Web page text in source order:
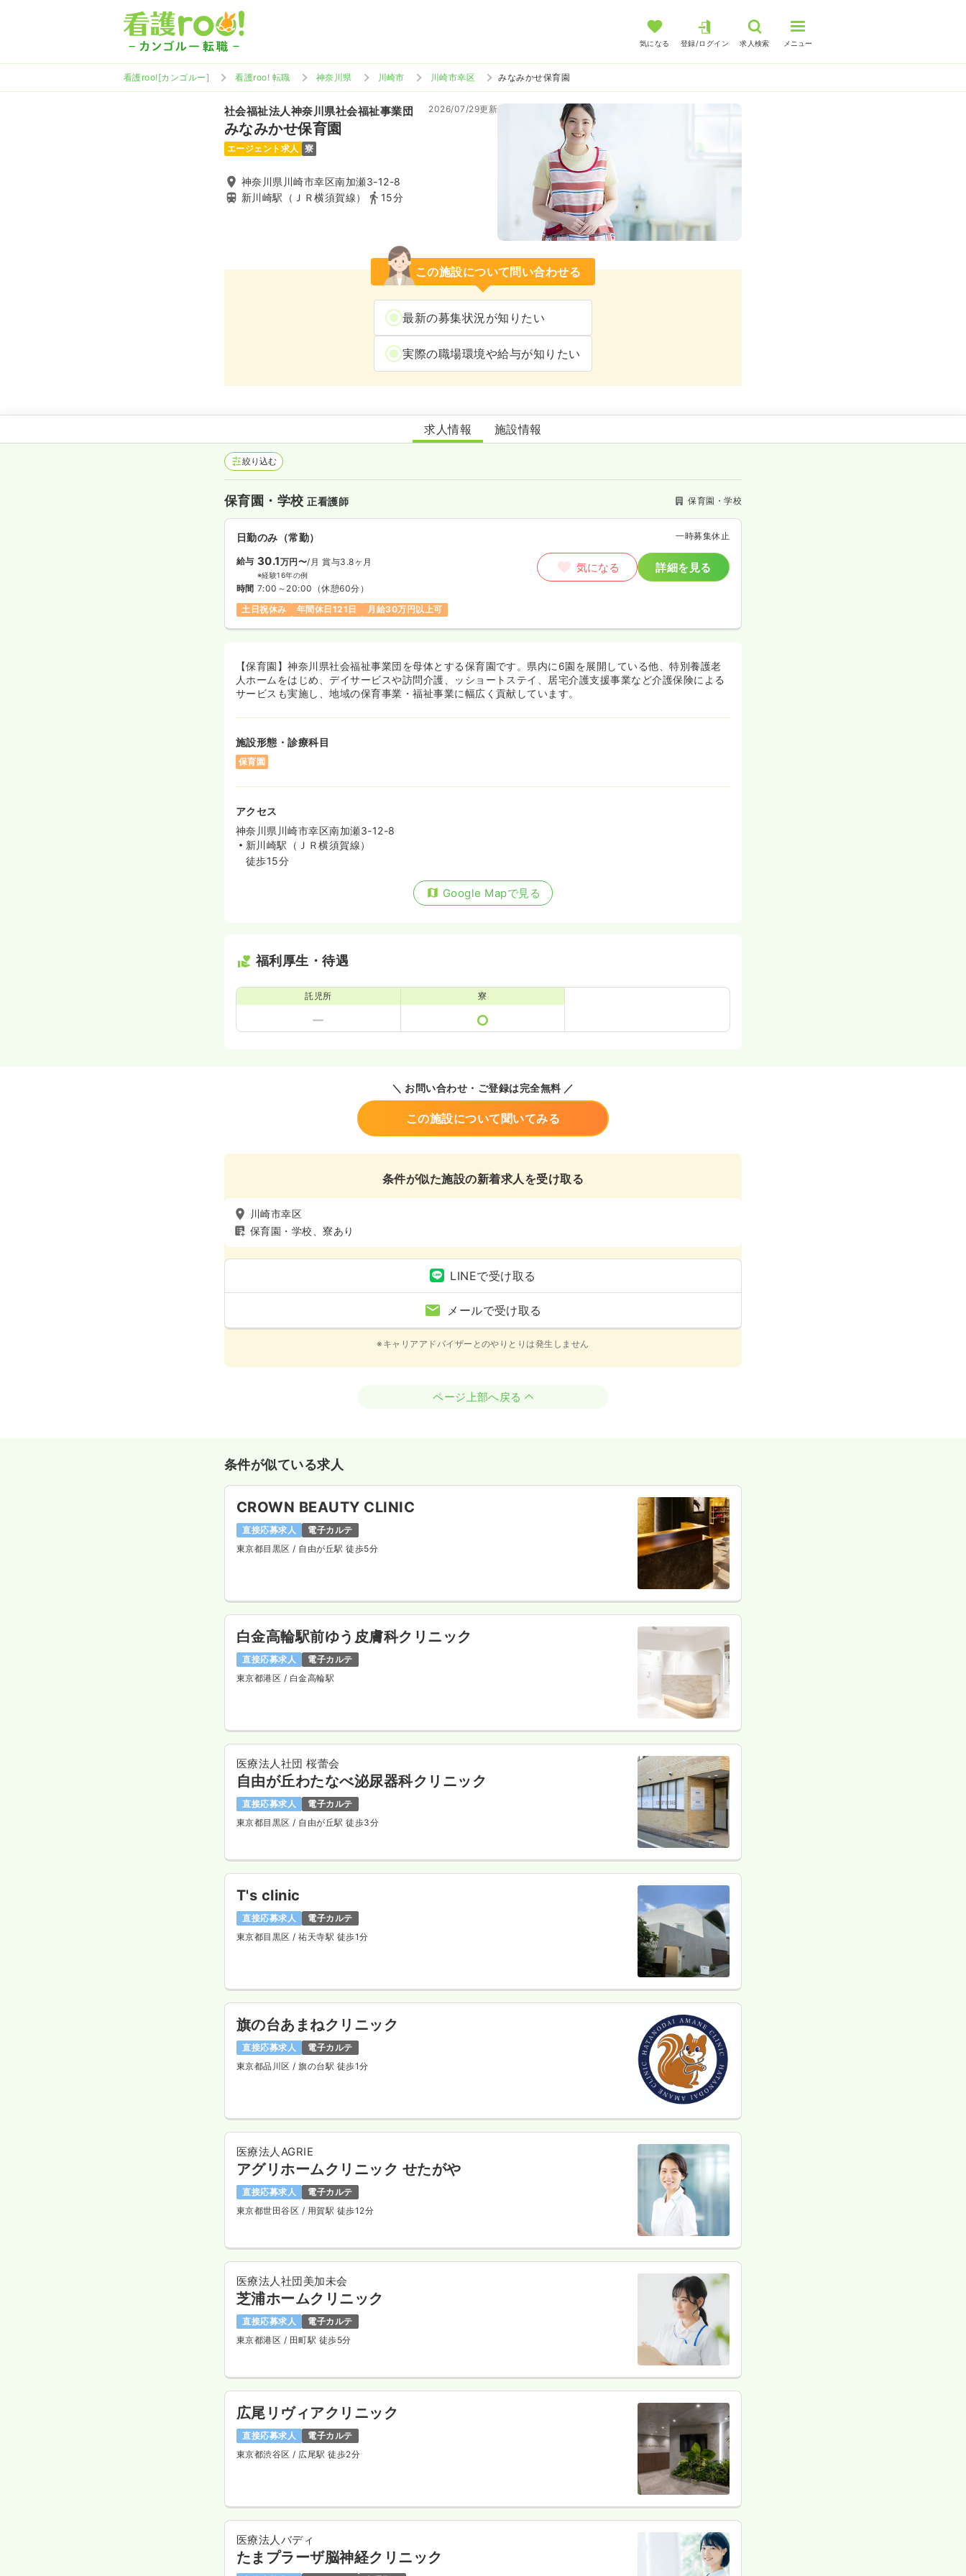
気になる 登録/ログイン 求人検索 メニュー
看護roo![カンゴルー] 看護roo! 転職 神奈川県 川崎市 川崎市幸区 みなみかせ保育園
社会福祉法人神奈川県社会福祉事業団
みなみかせ保育園
2026/07/29更新
エージェント求人 寮
神奈川県川崎市幸区南加瀬3-12-8
新川崎駅（ＪＲ横須賀線）
15分
この施設について問い合わせる
最新の募集状況が知りたい
実際の職場環境や給与が知りたい
みなみかせ保育園
求人情報 施設情報
絞り込む
保育園・学校正看護師 保育園・学校
日勤のみ（常勤） 一時募集休止
給与 30.1万円〜/月 賞与3.8ヶ月
※経験16年の例
時間 7:00～20:00 （休憩60分）
土日祝休み
年間休日121日 月給30万円以上可
気になる 詳細を見る
【保育園】神奈川県社会福祉事業団を母体とする保育園です。県内に6園を展開している他、特別養護老
人ホームをはじめ、デイサービスや訪問介護、ッショートステイ、居宅介護支援事業など介護保険による
サービスも実施し、地域の保育事業・福祉事業に幅広く貢献しています。
施設形態・診療科目
保育園
アクセス
神奈川県川崎市幸区南加瀬3-12-8
新川崎駅（ＪＲ横須賀線）
徒歩15分
Google Mapで見る
福利厚生・待遇
託児所 寮
＼ お問い合わせ・ご登録は完全無料 ／
この施設について聞いてみる
条件が似た施設の新着求人を受け取る
川崎市幸区
保育園・学校、寮あり
LINEで受け取る
メールで受け取る
※キャリアアドバイザーとのやりとりは発生しません
ページ上部へ戻る
条件が似ている求人
CROWN BEAUTY CLINIC
直接応募求人
電子カルテ
東京都目黒区/ 自由が丘駅 徒歩5分
白金高輪駅前ゆう皮膚科クリニック
直接応募求人
電子カルテ
東京都港区 / 白金高輪駅
医療法人社団 桜蕾会
自由が丘わたなべ泌尿器科クリニック
直接応募求人
電子カルテ
東京都目黒区/ 自由が丘駅 徒歩3分
T's clinic
直接応募求人
電子カルテ
東京都目黒区/ 祐天寺駅 徒歩1分
旗の台あまねクリニック
直接応募求人
電子カルテ
東京都品川区/ 旗の台駅 徒歩1分
医療法人AGRIE
アグリホームクリニック せたがや
直接応募求人
電子カルテ
東京都世田谷区 / 用賀駅 徒歩12分
医療法人社団美加未会
芝浦ホームクリニック
直接応募求人
電子カルテ
東京都港区 / 田町駅 徒歩5分
広尾リヴィアクリニック
直接応募求人
電子カルテ
東京都渋谷区/ 広尾駅 徒歩2分
医療法人バディ
たまプラーザ脳神経クリニック